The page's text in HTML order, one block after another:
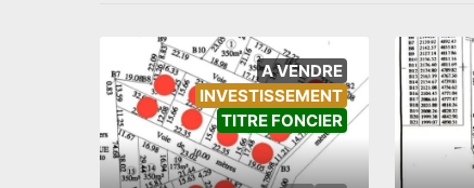
A VENDRE
INVESTISSEMENT
TITRE FONCIER